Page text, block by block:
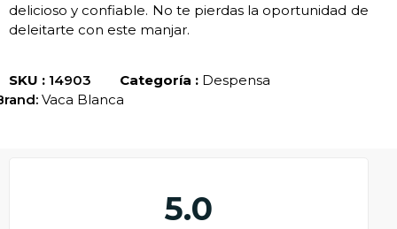
delicioso y confiable. No te pierdas la oportunidad de
deleitarte con este manjar.
SKU : 14903 Categoría : Despensa
Vaca Blanca
5.0